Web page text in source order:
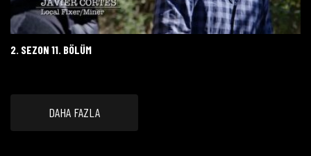
2. SEZON 11. BÖLÜM
DAHA FAZLA